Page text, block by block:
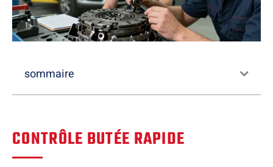
sommaire
CONTRÔLE BUTÉE RAPIDE